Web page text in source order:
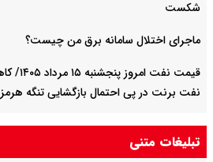
شکست
ماجرای اختلال سامانه برق من چیست؟
نفت برنت در پی احتمال بازگشایی تنگه هرمز
و دناپلاس چند؟ + جدول
تبلیغات متنی